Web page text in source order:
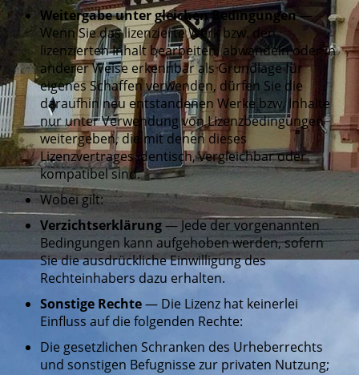
Weitergabe unter gleichen Bedingungen—
Wenn Sie das lizenzierte Werk bzw. den
lizenzierten Inhalt bearbeiten, abwandeln oder in
anderer Weise erkennbar als Grundlage für
eigenes Schaffen verwenden, dürfen Sie die
daraufhin neu entstandenen Werke bzw. Inhalte
nur unter Verwendung von Lizenzbedingungen
weitergeben, die mit denen dieses
Lizenzvertrages identisch, vergleichbar oder
kompatibel sind.
Wobei gilt:
Verzichtserklärung— Jede der vorgenannten
Bedingungen kann aufgehoben werden, sofern
Sie die ausdrückliche Einwilligung des
Rechteinhabers dazu erhalten.
Sonstige Rechte— Die Lizenz hat keinerlei
Einfluss auf die folgenden Rechte:
Die gesetzlichen Schranken des Urheberrechts
und sonstigen Befugnisse zur privaten Nutzung;